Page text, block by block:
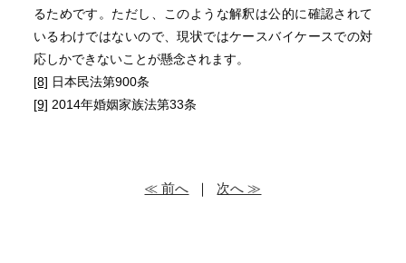
るためです。ただし、このような解釈は公的に確認されて
いるわけではないので、現状ではケースバイケースでの対
応しかできないことが懸念されます。
[8] 日本民法第900条
[9] 2014年婚姻家族法第33条
≪ 前へ ｜ 次へ ≫